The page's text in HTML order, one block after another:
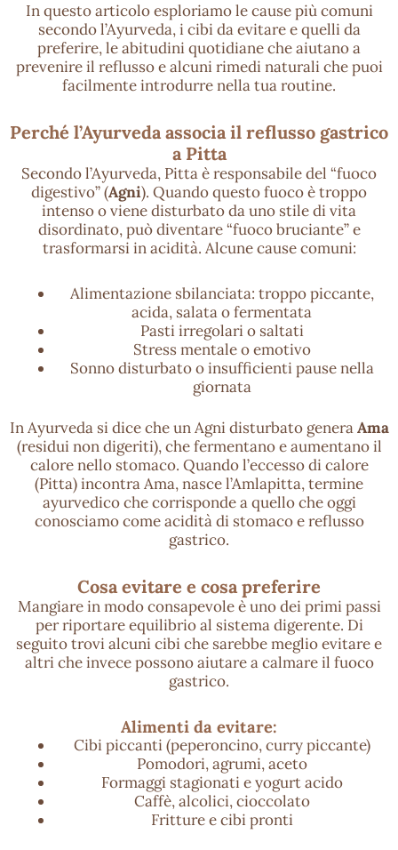
In questo articolo esploriamo le cause più comuni
secondo l’Ayurveda, i cibi da evitare e quelli da
preferire, le abitudini quotidiane che aiutano a
prevenire il reflusso e alcuni rimedi naturali che puoi
facilmente introdurre nella tua routine.
Perché l’Ayurveda associa il reflusso gastrico
a Pitta
Secondo l’Ayurveda, Pitta è responsabile del “fuoco
digestivo” (Agni). Quando questo fuoco è troppo
intenso o viene disturbato da uno stile di vita
disordinato, può diventare “fuoco bruciante” e
trasformarsi in acidità. Alcune cause comuni:
Alimentazione sbilanciata: troppo piccante,
acida, salata o fermentata
Pasti irregolari o saltati
Stress mentale o emotivo
Sonno disturbato o insufficienti pause nella
giornata
In Ayurveda si dice che un Agni disturbato generaAma
(residui non digeriti), che fermentano e aumentano il
calore nello stomaco. Quando l’eccesso di calore
(Pitta) incontra Ama, nasce l’Amlapitta, termine
ayurvedico che corrisponde a quello che oggi
conosciamo come acidità di stomaco e reflusso
gastrico.
Cosa evitare e cosa preferire
Mangiare in modo consapevole è uno dei primi passi
per riportare equilibrio al sistema digerente. Di
seguito trovi alcuni cibi che sarebbe meglio evitare e
altri che invece possono aiutare a calmare il fuoco
gastrico.
Alimenti da evitare:
Cibi piccanti (peperoncino, curry piccante)
Pomodori, agrumi, aceto
Formaggi stagionati e yogurt acido
Caffè, alcolici, cioccolato
Fritture e cibi pronti